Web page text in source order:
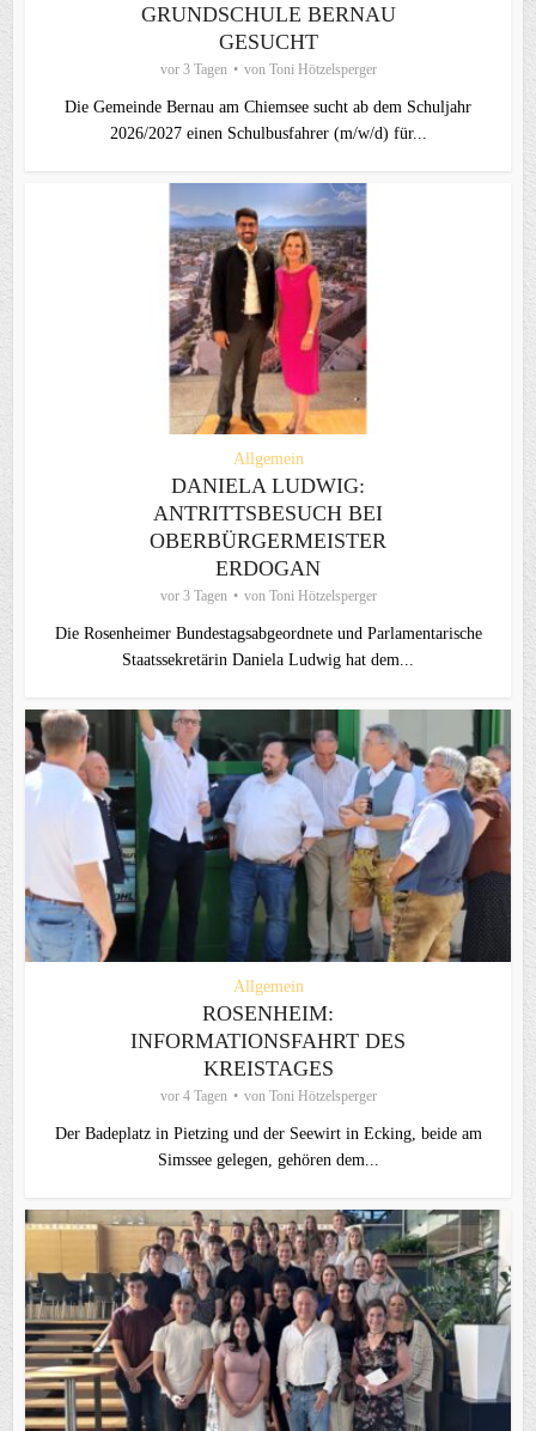
GRUNDSCHULE BERNAU
GESUCHT
vor 3 Tagen von Toni Hötzelsperger
Die Gemeinde Bernau am Chiemsee sucht ab dem Schuljahr
2026/2027 einen Schulbusfahrer (m/w/d) für...
Allgemein
DANIELA LUDWIG:
ANTRITTSBESUCH BEI
OBERBÜRGERMEISTER
ERDOGAN
vor 3 Tagen von Toni Hötzelsperger
Die Rosenheimer Bundestagsabgeordnete und Parlamentarische
Staatssekretärin Daniela Ludwig hat dem...
Allgemein
ROSENHEIM:
INFORMATIONSFAHRT DES
KREISTAGES
vor 4 Tagen von Toni Hötzelsperger
Der Badeplatz in Pietzing und der Seewirt in Ecking, beide am
Simssee gelegen, gehören dem...